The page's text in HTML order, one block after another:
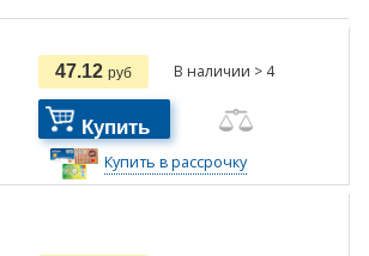
47.12 руб В наличии > 4
Купить
Купить в рассрочку